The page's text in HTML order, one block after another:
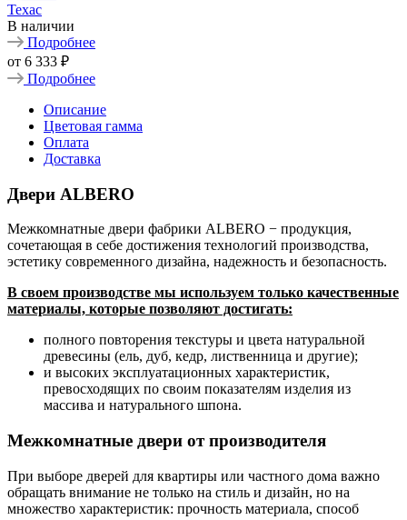
Техас
В наличии
Подробнее
от 6 333 ₽
Подробнее
Описание
Цветовая гамма
Оплата
Доставка
Двери ALBERO
Межкомнатные двери фабрики ALBERO − продукция,
сочетающая в себе достижения технологий производства,
эстетику современного дизайна, надежность и безопасность.
В своем производстве мы используем только качественные
материалы, которые позволяют достигать:
полного повторения текстуры и цвета натуральной
древесины (ель, дуб, кедр, лиственница и другие);
и высоких эксплуатационных характеристик,
превосходящих по своим показателям изделия из
массива и натурального шпона.
Межкомнатные двери от производителя
При выборе дверей для квартиры или частного дома важно
обращать внимание не только на стиль и дизайн, но на
множество характеристик: прочность материала, способ